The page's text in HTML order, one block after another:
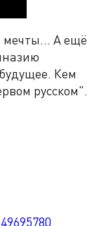
мечты... А ещё
Кем
русском".